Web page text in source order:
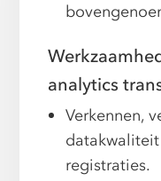
analytics
Verkennen,
registraties.